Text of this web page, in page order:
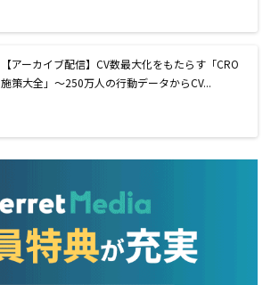
【アーカイブ配信】CV数最大化をもたらす「CRO
施策大全」〜250万人の行動データからCV...